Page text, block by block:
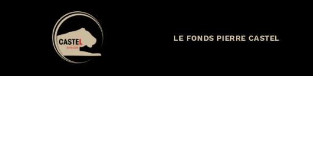
LE FONDS PIERRE CASTEL